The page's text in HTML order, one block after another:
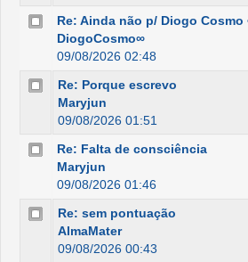
Re: Ainda não p/ Diogo Cosmo
DiogoCosmo∞
09/08/2026 02:48
Re: Porque escrevo
Maryjun
09/08/2026 01:51
Re: Falta de consciência
Maryjun
09/08/2026 01:46
Re: sem pontuação
AlmaMater
09/08/2026 00:43